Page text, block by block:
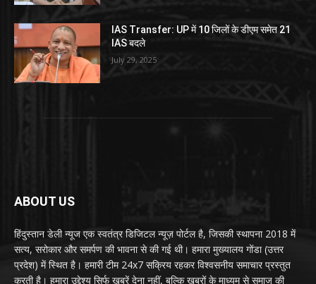
IAS Transfer: UP में 10 जिलों के डीएम समेत 21
IAS बदले
July 29, 2025
ABOUT US
हिंदुस्तान डेली न्यूज एक स्वतंत्र डिजिटल न्यूज़ पोर्टल है, जिसकी स्थापना 2018 में
सत्य, सरोकार और समर्पण की भावना से की गई थी। हमारा मुख्यालय गोंडा (उत्तर
प्रदेश) में स्थित है। हमारी टीम 24x7 सक्रिय रहकर विश्वसनीय समाचार प्रस्तुत
करती है। हमारा उद्देश्य सिर्फ खबरें देना नहीं, बल्कि खबरों के माध्यम से समाज की